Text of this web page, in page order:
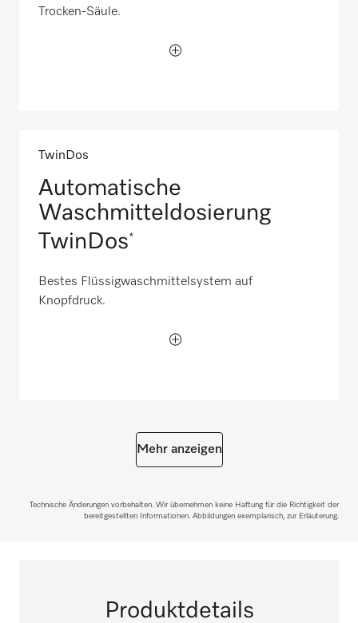
Trocken-Säule.
TwinDos
Automatische
Waschmitteldosierung
TwinDos*
Bestes Flüssigwaschmittelsystem auf
Knopfdruck.
Mehr anzeigen
Technische Änderungen vorbehalten. Wir übernehmen keine Haftung für die Richtigkeit der
bereitgestellten Informationen. Abbildungen exemplarisch, zur Erläuterung.
Produktdetails